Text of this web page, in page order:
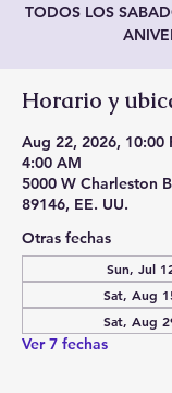
TODOS LOS
Horario y
Aug 22, 2026, 10:00
4:00 AM
5000 W Charleston
89146, EE. UU.
Otras fechas
Sun, Jul
Sat, Aug
Sat, Aug
Ver 7 fechas